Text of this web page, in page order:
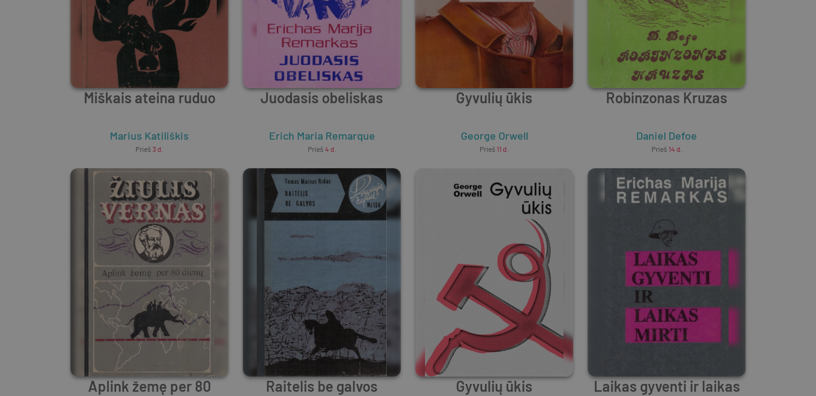
Miškais ateina ruduo
Marius Katiliškis
Prieš 3 d.
Juodasis obeliskas
Erich Maria Remarque
Prieš 4 d.
Gyvulių ūkis
George Orwell
Prieš 11 d.
Robinzonas Kruzas
Daniel Defoe
Prieš 14 d.
Aplink žemę per 80
Raitelis be galvos Gyvulių ūkis
Laikas gyventi ir laikas